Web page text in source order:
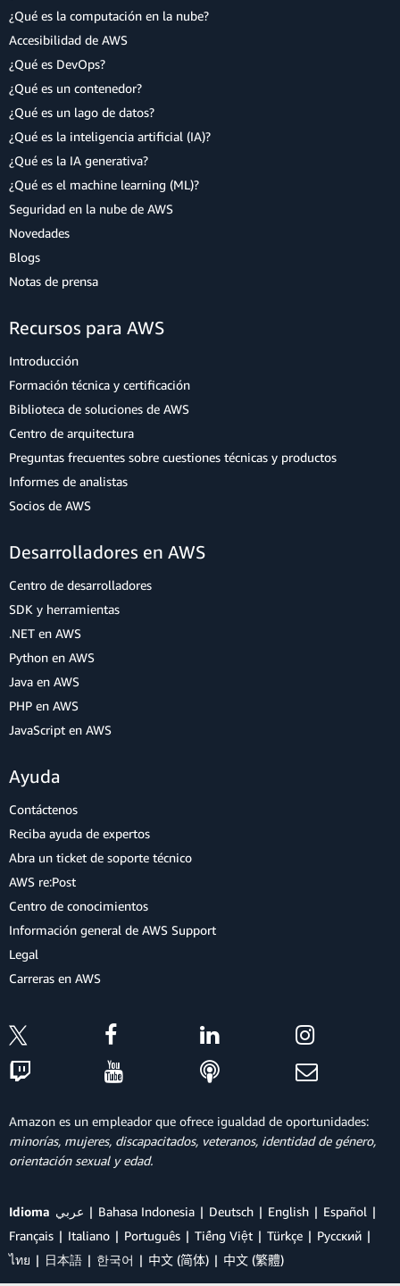
¿Qué es la computación en la nube?
Accesibilidad de AWS
¿Qué es DevOps?
¿Qué es un contenedor?
¿Qué es un lago de datos?
¿Qué es la inteligencia artificial (IA)?
¿Qué es la IA generativa?
¿Qué es el machine learning (ML)?
Seguridad en la nube de AWS
Novedades
Blogs
Notas de prensa
Recursos para AWS
Introducción
Formación técnica y certificación
Biblioteca de soluciones de AWS
Centro de arquitectura
Preguntas frecuentes sobre cuestiones técnicas y productos
Informes de analistas
Socios de AWS
Desarrolladores en AWS
Centro de desarrolladores
SDK y herramientas
.NET en AWS
Python en AWS
Java en AWS
PHP en AWS
JavaScript en AWS
Ayuda
Contáctenos
Reciba ayuda de expertos
Abra un ticket de soporte técnico
AWS re:Post
Centro de conocimientos
Información general de AWS Support
Legal
Carreras en AWS
Amazon es un empleador que ofrece igualdad de oportunidades:
minorías, mujeres, discapacitados, veteranos, identidad de género,
orientación sexual y edad.
Idioma عربي Bahasa Indonesia Deutsch English
Español
Français
Italiano Português Tiếng Việt Türkçe
Ρусский
ไทย
日本語 한국어 中文 (简体) 中文 (繁體)